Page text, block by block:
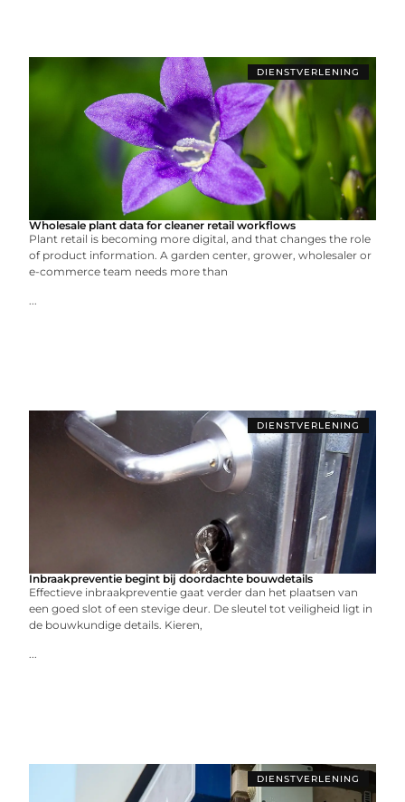
DIENSTVERLENING
Wholesale plant data for cleaner retail workflows
Plant retail is becoming more digital, and that changes the role
of product information. A garden center, grower, wholesaler or
e-commerce team needs more than
...
DIENSTVERLENING
Inbraakpreventie begint bij doordachte bouwdetails
Effectieve inbraakpreventie gaat verder dan het plaatsen van
een goed slot of een stevige deur. De sleutel tot veiligheid ligt in
de bouwkundige details. Kieren,
...
DIENSTVERLENING